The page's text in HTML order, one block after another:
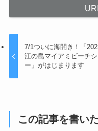
7/1ついに海開き！「
江の島マイアミビーチシ
ー」がはじまります
この記事を書い